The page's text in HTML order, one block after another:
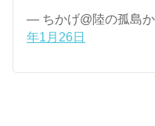
— ちかげ@陸の孤島
年1月26日